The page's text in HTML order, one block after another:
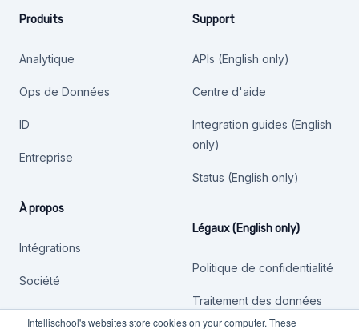
Intellischool's websites store cookies on your computer. These
Produits
Analytique
Ops de Données
ID
Entreprise
À propos
Intégrations
Société
Support
APIs (English only)
Centre d'aide
Integration guides (English
only)
Status (English only)
Légaux (English only)
Politique de confidentialité
Traitement des données